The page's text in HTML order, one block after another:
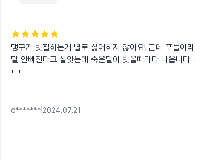
댕구가 빗질하는거 별로 싫어하지 않아요! 근데 푸들이라
털 안빠진다고 살앗는데 죽은털이 빗을때마다 나옵니다 ㄷ
ㄷㄷ
o******* 2024.07.21